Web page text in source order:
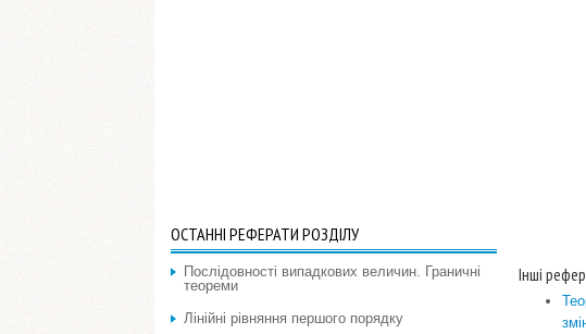
Інші
ОСТАННІ РЕФЕРАТИ РОЗДІЛУ
Послідовності випадкових величин. Граничні
теореми
Лінійні рівняння першого порядку